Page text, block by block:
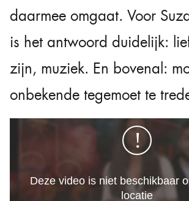
daarmee omgaat. Voor
is het antwoord duidelijk:
zijn, muziek. En bovenal:
onbekende tegemoet te